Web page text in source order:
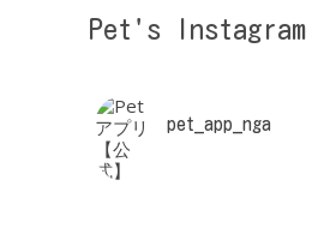
Pet's Instagram
pet_app_nga